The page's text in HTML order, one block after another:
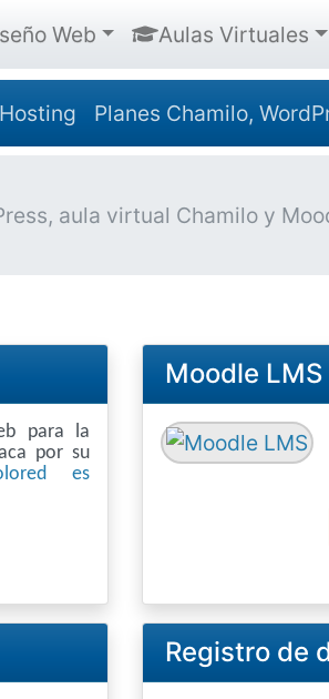
Web Aulas Virtuales
Hosting Planes Chamilo,
aula virtual Chamilo y
para la
por su
es
Moodle LMS
Registro de